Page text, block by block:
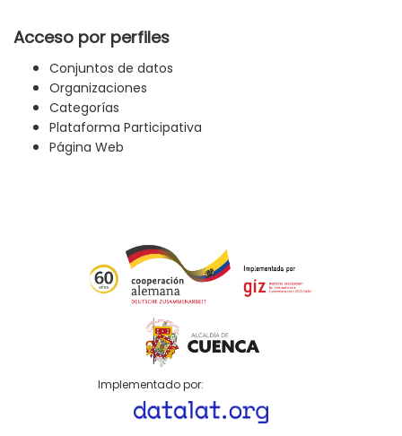
Acceso por perfiles
Conjuntos de datos
Organizaciones
Categorías
Plataforma Participativa
Página Web
Implementado por: